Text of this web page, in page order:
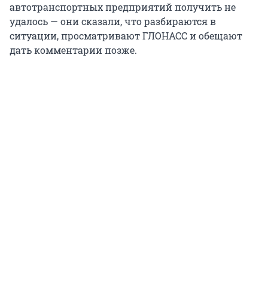
автотранспортных предприятий получить не
удалось — они сказали, что разбираются в
ситуации, просматривают ГЛОНАСС и обещают
дать комментарии позже.